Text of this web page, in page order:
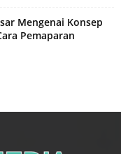
Mengenai Konsep
Pemaparan